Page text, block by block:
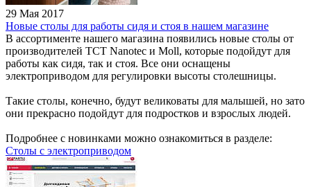
29 Мая 2017
Новые столы для работы сидя и стоя в нашем магазине
В ассортименте нашего магазина появились новые столы от
производителей TCT Nanotec и Moll, которые подойдут для
работы как сидя, так и стоя. Все они оснащены
электроприводом для регулировки высоты столешницы.
Такие столы, конечно, будут великоваты для малышей, но зато
они прекрасно подойдут для подростков и взрослых людей.
Подробнее с новинками можно ознакомиться в разделе:
Столы с электроприводом